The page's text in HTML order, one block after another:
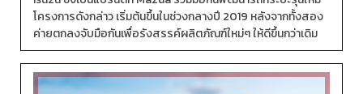
โครงการดังกล่าว เริ่มต้นขึ้นในช่วงกลางปี 2019 หลังจากทั้งสอง
ค่ายตกลงจับมือกันเพื่อรังสรรค์ผลิตภัณฑ์ใหม่ๆ ให้ดีขึ้นกว่าเดิม